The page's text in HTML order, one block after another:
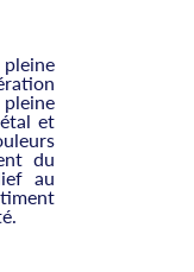
et
du
au